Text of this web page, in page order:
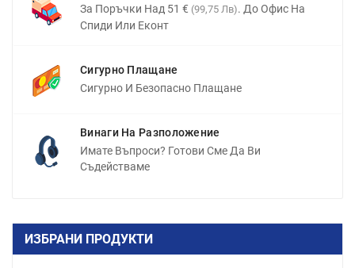
За Поръчки Над 51 € (99,75 Лв). До Офис На
Спиди Или Еконт
Сигурно Плащане
Сигурно И Безопасно Плащане
Винаги На Разположение
Имате Въпроси? Готови Сме Да Ви
Съдействаме
ИЗБРАНИ ПРОДУКТИ